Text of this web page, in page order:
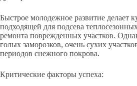
Быстрое молодежное развитие делает
подходящей для подсева
ремонта поврежденных участков.
голых заморозков, очень сухих
периодов снежного покрова.
Критические факторы успеха: